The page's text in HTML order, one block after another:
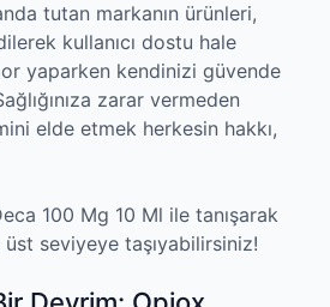
tutan markanın ürünleri,
kullanıcı dostu hale
yaparken kendinizi güvende
zarar vermeden
elde etmek herkesin hakkı,
100 Mg 10 Ml ile tanışarak
seviyeye taşıyabilirsiniz!